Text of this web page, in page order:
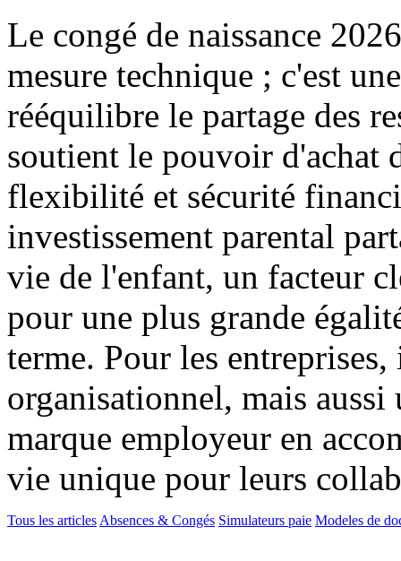
Le congé de naissance
mesure technique ; c'est
rééquilibre le partage des
soutient le pouvoir d'achat
flexibilité et sécurité
investissement parental
vie de l'enfant, un facteur
pour une plus grande
terme. Pour les
organisationnel, mais
marque employeur en
vie unique pour leurs
Tous les articles Absences & Congés Simulateurs paie Modeles de